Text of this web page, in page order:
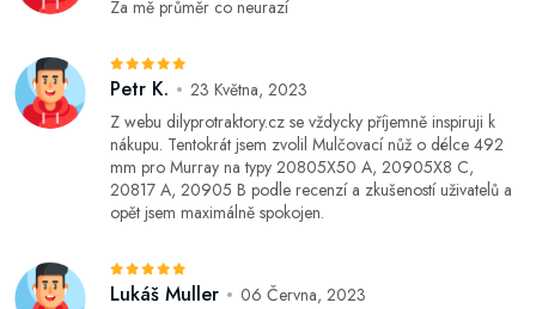
Za mě průměr co neurazí
Petr K.
23 Května, 2023
Z webu dilyprotraktory.cz se vždycky příjemně inspiruji k
nákupu. Tentokrát jsem zvolil Mulčovací nůž o délce 492
mm pro Murray na typy 20805X50 A, 20905X8 C,
20817 A, 20905 B podle recenzí a zkušeností uživatelů a
opět jsem maximálně spokojen.
Lukáš Muller
06 Června, 2023